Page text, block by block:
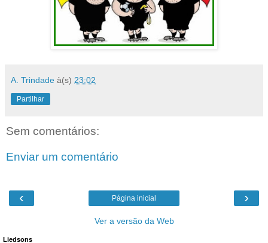
A. Trindade à(s) 23:02
Partilhar
Sem comentários:
Enviar um comentário
‹ ›
Página inicial
Ver a versão da Web
Liedsons